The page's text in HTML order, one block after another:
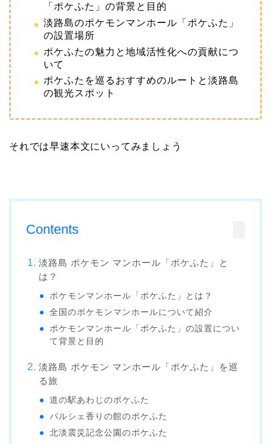
「ポケふた」の背景と目的
淡路島のポケモンマンホール「ポケふた」
の設置場所
ポケふたの魅力と地域活性化への貢献につ
いて
ポケふたを巡るおすすめのルートと淡路島
の観光スポット
それでは早速本文にいってみましょう
Contents
淡路島 ポケモン マンホール「ポケふた」と
は？
ポケモンマンホール「ポケふた」とは？
全国のポケモンマンホールについて紹介
ポケモンマンホール「ポケふた」の設置につい
て背景と目的
淡路島 ポケモン マンホール「ポケふた」を巡
る旅
道の駅あわじのポケふた
パルシェ香りの館のポケふた
北淡震災記念公園のポケふた